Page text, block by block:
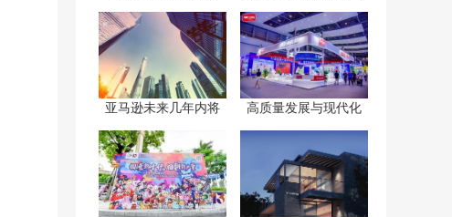
亚马逊未来几年内将 高质量发展与现代化